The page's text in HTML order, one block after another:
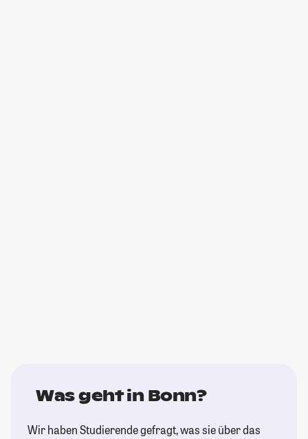
Was geht in Bonn?
Wir haben Studierende gefragt, was sie über das